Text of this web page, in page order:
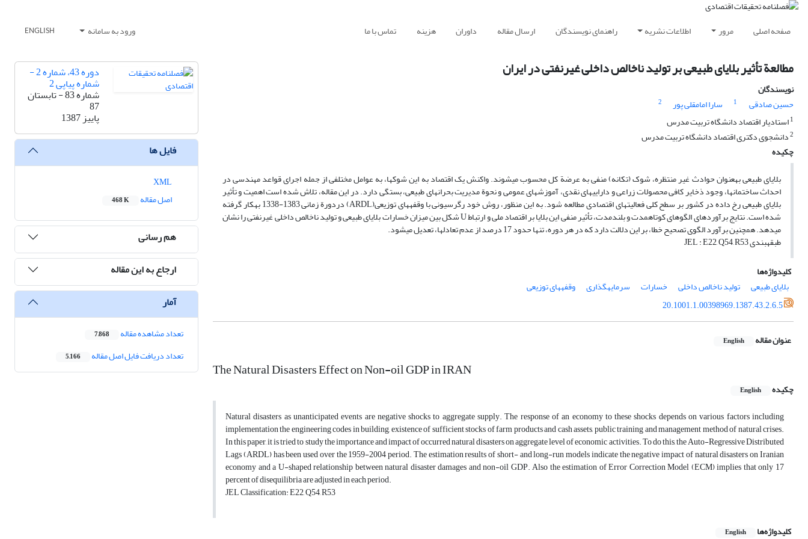
صفحه اصلی مرور اطلاعات نشریه راهنمای نویسندگان ارسال مقاله داوران هزینه تماس با ما ورود به سامانه ENGLISH
مطالعة تأثیر بلایای طبیعی بر تولید ناخالص داخلی غیرنفتی در ایران
نویسندگان
حسین صادقی
1 سارا امامقلی پور
2
1استادیار اقتصاد دانشگاه تربیت مدرس
2دانشجوی دکتری اقتصاد دانشگاه تربیت مدرس
چکیده
بلایای طبیعی به‎عنوان حوادث غیر منتظره، شوک (تکانه) منفی به عرضة کل محسوب می‎شوند. واکنش یک اقتصاد به این شوک‎ها، به عوامل مختلفی از جمله اجرای قواعد مهندسی در
احداث ساختمان‎ها، وجود ذخایر کافی محصولات زراعی و دارایی‎های نقدی، آموزش‎های عمومی و نحوة مدیریت بحران‎های طبیعی، بستگی دارد. در این مقاله، تلاش شده است اهمیت و تأثیر
بلایای طبیعی رخ داده در کشور بر سطح کلی فعالیت‎های اقتصادی مطالعه شود. به این منظور، روش خود رگرسیونی با وقفه‎های توزیعی(ARDL) دردورة زمانی 1383-1338 به‎کار گرفته
شده است. نتایج برآوردهای الگوهای کوتاه‎مدت و بلندمدت، تأثیر منفی این بلایا بر اقتصاد ملی و ارتباط U شکل بین میزان خسارات بلایای طبیعی و تولید ناخالص داخلی غیرنفتی را نشان
می‎دهد. هم‎چنین برآورد الگوی تصحیح خطا، بر این دلالت دارد که در هر دوره، تنها حدود 17 درصد از عدم تعادل‎ها، تعدیل می‎شود.
طبقه‎بندی JEL : E22, Q54, R53
کلیدواژه‌ها
بلایای طبیعی
تولید ناخالص داخلی خسارات سرمایه‎گذاری
وقفه‎های توزیعی
20.1001.1.00398969.1387.43.2.6.5
عنوان مقاله English
The Natural Disasters Effect on Non-oil GDP in IRAN
چکیده English
Natural disasters as unanticipated events are negative shocks to aggregate supply. The response of an economy to these shocks depends on various factors including
implementation the engineering codes in building, existence of sufficient stocks of farm products and cash assets, public training and management method of natural crises.
In this paper, it is tried to study the importance and impact of occurred natural disasters on aggregate level of economic activities. To do this, the Auto-Regressive Distributed
Lags (ARDL) has been used over the 1959-2004 period. The estimation results of short- and long-run models indicate the negative impact of natural disasters on Iranian
economy and a U-shaped relationship between natural disaster damages and non-oil GDP. Also the estimation of Error Correction Model (ECM) implies that only 17
percent of disequilibria are adjusted in each period.
JEL Classification: E22, Q54, R53
کلیدواژه‌ها English
دوره 43، شماره 2 -
شماره پیاپی 2
شماره 83 - تابستان
87
پاییز 1387
فایل ها
اصل مقاله
468 K
هم رسانی
ارجاع به این مقاله
آمار
تعداد مشاهده مقاله 7,868
تعداد دریافت فایل اصل مقاله 5,166